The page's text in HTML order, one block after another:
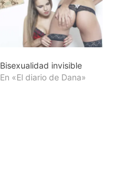
Bisexualidad invisible
En «El diario de Dana»